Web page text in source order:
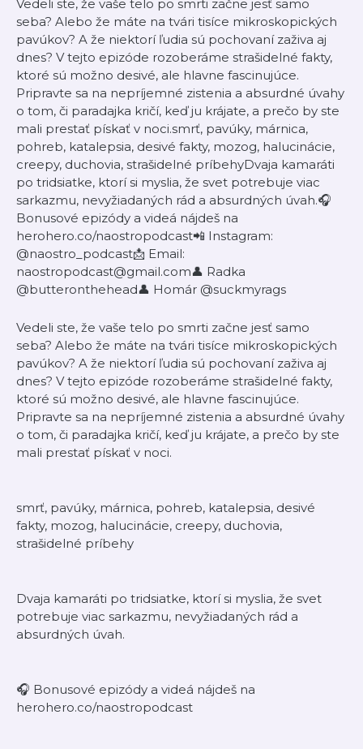
Vedeli ste, že vaše telo po smrti začne jesť samo
seba? Alebo že máte na tvári tisíce mikroskopických
pavúkov? A že niektorí ľudia sú pochovaní zaživa aj
dnes? V tejto epizóde rozoberáme strašidelné fakty,
ktoré sú možno desivé, ale hlavne fascinujúce.
Pripravte sa na nepríjemné zistenia a absurdné úvahy
o tom, či paradajka kričí, keď ju krájate, a prečo by ste
mali prestať pískať v noci.smrť, pavúky, márnica,
pohreb, katalepsia, desivé fakty, mozog, halucinácie,
creepy, duchovia, strašidelné príbehyDvaja kamaráti
po tridsiatke, ktorí si myslia, že svet potrebuje viac
sarkazmu, nevyžiadaných rád a absurdných úvah.🎧
Bonusové epizódy a videá nájdeš na
herohero.co/naostropodcast📲 Instagram:
@naostro_podcast📩 Email:
naostropodcast@gmail.com👤 Radka
@butteronthehead👤 Homár @suckmyrags
Vedeli ste, že vaše telo po smrti začne jesť samo
seba? Alebo že máte na tvári tisíce mikroskopických
pavúkov? A že niektorí ľudia sú pochovaní zaživa aj
dnes? V tejto epizóde rozoberáme strašidelné fakty,
ktoré sú možno desivé, ale hlavne fascinujúce.
Pripravte sa na nepríjemné zistenia a absurdné úvahy
o tom, či paradajka kričí, keď ju krájate, a prečo by ste
mali prestať pískať v noci.
smrť, pavúky, márnica, pohreb, katalepsia, desivé
fakty, mozog, halucinácie, creepy, duchovia,
strašidelné príbehy
Dvaja kamaráti po tridsiatke, ktorí si myslia, že svet
potrebuje viac sarkazmu, nevyžiadaných rád a
absurdných úvah.
🎧 Bonusové epizódy a videá nájdeš na
herohero.co/naostropodcast